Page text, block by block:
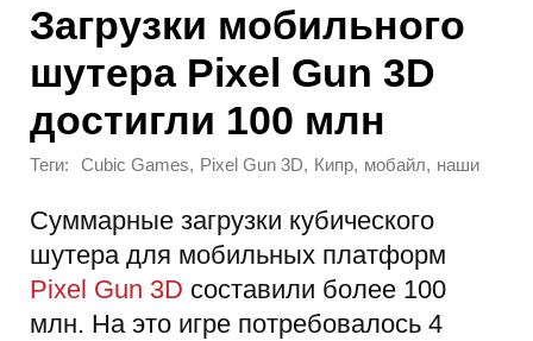
Загрузки мобильного
шутера Pixel Gun 3D
достигли 100 млн
Теги: Cubic Games, Pixel Gun 3D, Кипр, мобайл, наши
Суммарные загрузки кубического
шутера для мобильных платформ
Pixel Gun 3D составили более 100
млн. На это игре потребовалось 4